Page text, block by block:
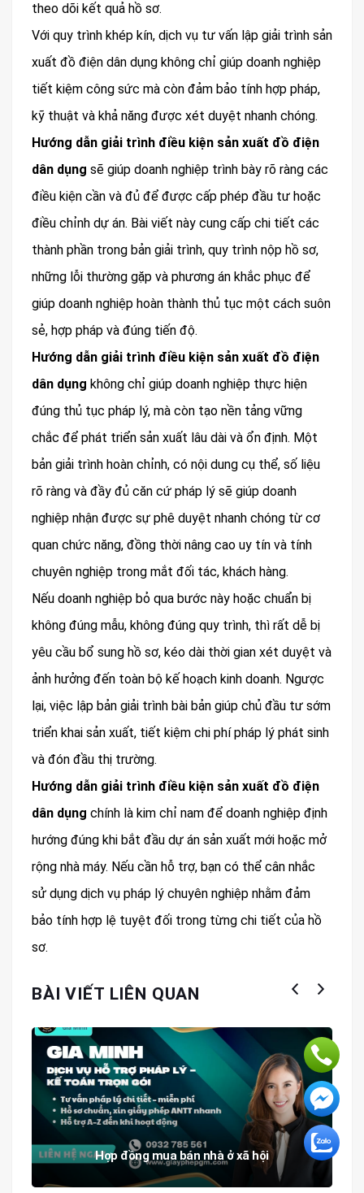
theo dõi kết quả hồ sơ.
Với quy trình khép kín, dịch vụ tư vấn lập giải trình sản
xuất đồ điện dân dụng không chỉ giúp doanh nghiệp
tiết kiệm công sức mà còn đảm bảo tính hợp pháp,
kỹ thuật và khả năng được xét duyệt nhanh chóng.
Hướng dẫn giải trình điều kiện sản xuất đồ điện
dân dụng sẽ giúp doanh nghiệp trình bày rõ ràng các
điều kiện cần và đủ để được cấp phép đầu tư hoặc
điều chỉnh dự án. Bài viết này cung cấp chi tiết các
thành phần trong bản giải trình, quy trình nộp hồ sơ,
những lỗi thường gặp và phương án khắc phục để
giúp doanh nghiệp hoàn thành thủ tục một cách suôn
sẻ, hợp pháp và đúng tiến độ.
Hướng dẫn giải trình điều kiện sản xuất đồ điện
dân dụng không chỉ giúp doanh nghiệp thực hiện
đúng thủ tục pháp lý, mà còn tạo nền tảng vững
chắc để phát triển sản xuất lâu dài và ổn định. Một
bản giải trình hoàn chỉnh, có nội dung cụ thể, số liệu
rõ ràng và đầy đủ căn cứ pháp lý sẽ giúp doanh
nghiệp nhận được sự phê duyệt nhanh chóng từ cơ
quan chức năng, đồng thời nâng cao uy tín và tính
chuyên nghiệp trong mắt đối tác, khách hàng.
Nếu doanh nghiệp bỏ qua bước này hoặc chuẩn bị
không đúng mẫu, không đúng quy trình, thì rất dễ bị
yêu cầu bổ sung hồ sơ, kéo dài thời gian xét duyệt và
ảnh hưởng đến toàn bộ kế hoạch kinh doanh. Ngược
lại, việc lập bản giải trình bài bản giúp chủ đầu tư sớm
triển khai sản xuất, tiết kiệm chi phí pháp lý phát sinh
và đón đầu thị trường.
Hướng dẫn giải trình điều kiện sản xuất đồ điện
dân dụng chính là kim chỉ nam để doanh nghiệp định
hướng đúng khi bắt đầu dự án sản xuất mới hoặc mở
rộng nhà máy. Nếu cần hỗ trợ, bạn có thể cân nhắc
sử dụng dịch vụ pháp lý chuyên nghiệp nhằm đảm
bảo tính hợp lệ tuyệt đối trong từng chi tiết của hồ
sơ.
BÀI VIẾT LIÊN QUAN
Hợp đồng mua bán nhà ở xã hội